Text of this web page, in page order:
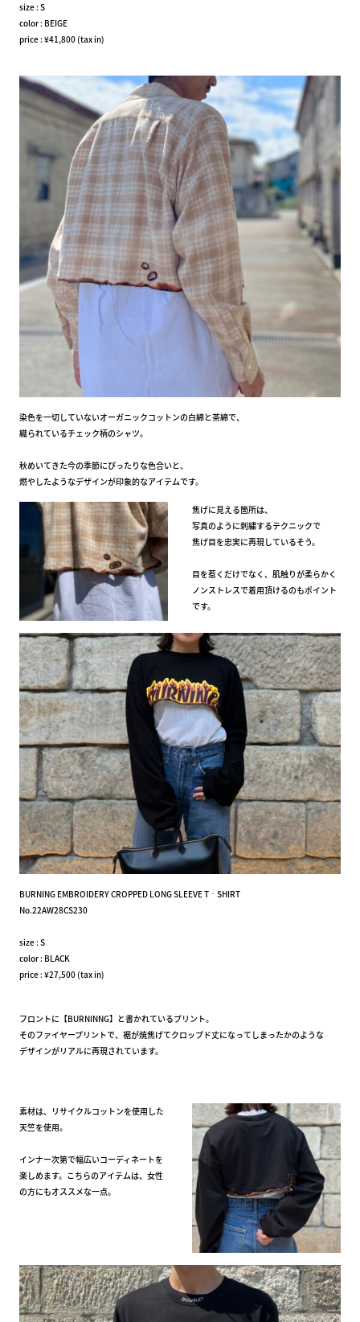
size : S
color : BEIGE
price : ¥41,800 (tax in)
染色を一切していないオーガニックコットンの白綿と茶綿で、
織られているチェック柄のシャツ。
秋めいてきた今の季節にぴったりな色合いと、
燃やしたようなデザインが印象的なアイテムです。
焦げに見える箇所は、
写真のように刺繍するテクニックで
焦げ目を忠実に再現しているそう。
目を惹くだけでなく、肌触りが柔らかく
ノンストレスで着用頂けるのもポイント
です。
BURNING EMBROIDERY CROPPED LONG SLEEVE T‐SHIRT
No.22AW28CS230
size : S
color : BLACK
price : ¥27,500 (tax in)
フロントに【BURNINNG】と書かれているプリント。
そのファイヤープリントで、裾が焼焦げてクロップド丈になってしまったかのような
デザインがリアルに再現されています。
素材は、リサイクルコットンを使用した
天竺を使用。
インナー次第で幅広いコーディネートを
楽しめます。こちらのアイテムは、女性
の方にもオススメな一点。